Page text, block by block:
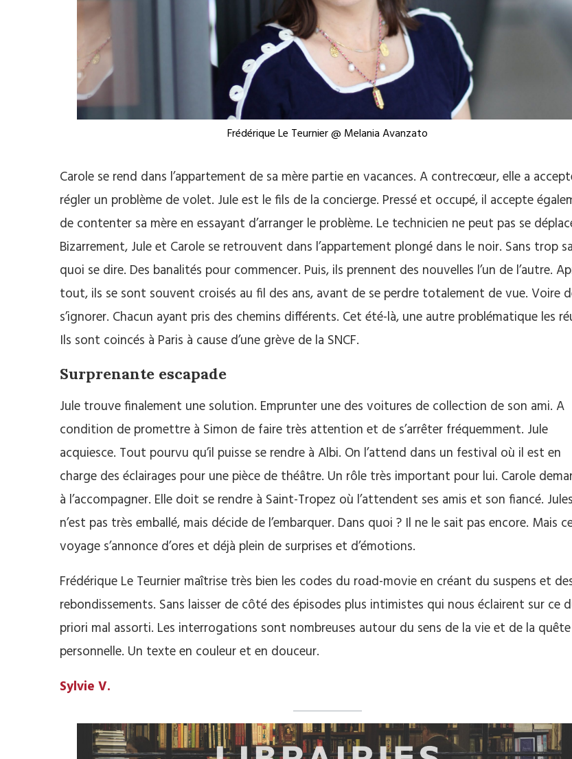
Frédérique Le Teurnier @ Melania Avanzato
Carole se rend dans l’appartement de sa mère partie en vacances. A contrecœur, elle a
régler un problème de volet. Jule est le fils de la concierge. Pressé et occupé, il accepte
de contenter sa mère en essayant d’arranger le problème. Le technicien ne peut pas se
Bizarrement, Jule et Carole se retrouvent dans l’appartement plongé dans le noir. Sans trop
quoi se dire. Des banalités pour commencer. Puis, ils prennent des nouvelles l’un de l’autre.
tout, ils se sont souvent croisés au fil des ans, avant de se perdre totalement de vue. Voire
s’ignorer. Chacun ayant pris des chemins différents. Cet été-là, une autre problématique les
Ils sont coincés à Paris à cause d’une grève de la SNCF.
Surprenante escapade
Jule trouve finalement une solution. Emprunter une des voitures de collection de son ami. A
condition de promettre à Simon de faire très attention et de s’arrêter fréquemment. Jule
acquiesce. Tout pourvu qu’il puisse se rendre à Albi. On l’attend dans un festival où il est en
charge des éclairages pour une pièce de théâtre. Un rôle très important pour lui. Carole
à l’accompagner. Elle doit se rendre à Saint-Tropez où l’attendent ses amis et son fiancé. Jules
n’est pas très emballé, mais décide de l’embarquer. Dans quoi ? Il ne le sait pas encore. Mais
voyage s’annonce d’ores et déjà plein de surprises et d’émotions.
Frédérique Le Teurnier maîtrise très bien les codes du road-movie en créant du suspens et
rebondissements. Sans laisser de côté des épisodes plus intimistes qui nous éclairent sur ce
priori mal assorti. Les interrogations sont nombreuses autour du sens de la vie et de la quête
personnelle. Un texte en couleur et en douceur.
Sylvie V.